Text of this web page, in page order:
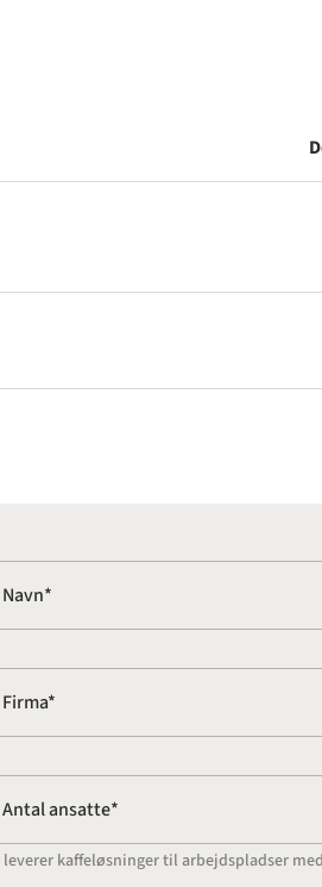
Navn*
Firma*
Antal ansatte*
leverer kaffeløsninger til arbejdspladser